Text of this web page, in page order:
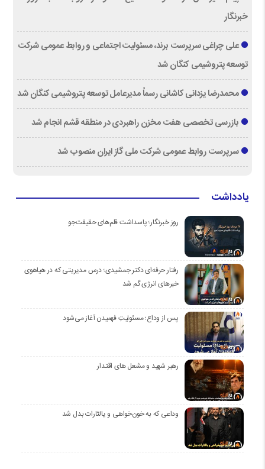
خبرنگار
علی چراغی سرپرست برند، مسئولیت اجتماعی و روابط عمومی شرکت
توسعه پتروشیمی کنگان شد
محمدرضا یزدانی کاشانی رسماً مدیرعامل توسعه پتروشیمی کنگان شد
بازرسی تخصصی هفت مخزن راهبردی در منطقه قشم انجام شد
سرپرست روابط عمومی شرکت ملی گاز ایران منصوب شد
یادداشت
روز خبرنگار؛ پاسداشت قلم‌های حقیقت‌جو
رفتار حرفه‌ای دکتر جمشیدی؛ درس مدیریتی که در هیاهوی
خبرهای انرژی گم شد
پس از وداع؛ مسئولیتِ فهمیدن آغاز می‌شود
رهبر شهید و مشعل های اقتدار
وداعی که به خون‌خواهی و یالثارات بدل شد